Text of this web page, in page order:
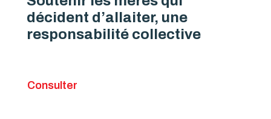
décident d’allaiter, une
responsabilité collective
Consulter